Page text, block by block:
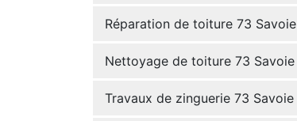
Réparation de toiture 73 Savoie
Nettoyage de toiture 73 Savoie
Travaux de zinguerie 73 Savoie